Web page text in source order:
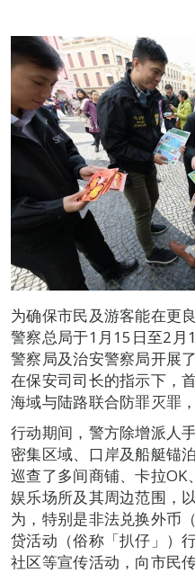
为确保市民及游客能在更
警察总局于1月15日至2月
警察局及治安警察局开展
在保安司司长的指示下，
海域与陆路联合防罪灭罪
行动期间，警方除增派人
密集区域、口岸及船艇锚
巡查了多间商铺、卡拉OK
娱乐场所及其周边范围，
为，特别是非法兑换外币
贷活动（俗称「扒仔」）
社区等宣传活动，向市民